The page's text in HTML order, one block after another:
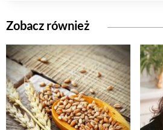
Zobacz również